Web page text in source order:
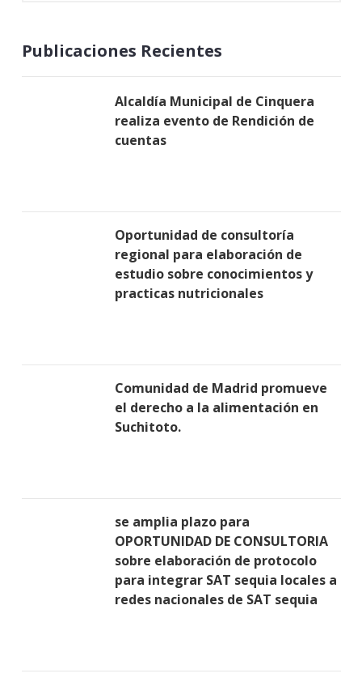
Publicaciones Recientes
Alcaldía Municipal de Cinquera
realiza evento de Rendición de
cuentas
Oportunidad de consultoría
regional para elaboración de
estudio sobre conocimientos y
practicas nutricionales
Comunidad de Madrid promueve
el derecho a la alimentación en
Suchitoto.
se amplia plazo para
OPORTUNIDAD DE CONSULTORIA
sobre elaboración de protocolo
para integrar SAT sequia locales a
redes nacionales de SAT sequia